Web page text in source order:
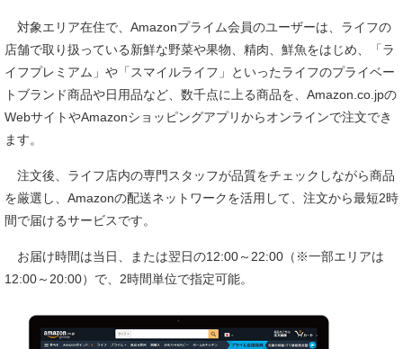
対象エリア在住で、Amazonプライム会員のユーザーは、ライフの
店舗で取り扱っている新鮮な野菜や果物、精肉、鮮魚をはじめ、「ラ
イフプレミアム」や「スマイルライフ」といったライフのプライベー
トブランド商品や日用品など、数千点に上る商品を、Amazon.co.jpの
WebサイトやAmazonショッピングアプリからオンラインで注文でき
ます。
注文後、ライフ店内の専門スタッフが品質をチェックしながら商品
を厳選し、Amazonの配送ネットワークを活用して、注文から最短2時
間で届けるサービスです。
お届け時間は当日、または翌日の12:00～22:00（※一部エリアは
12:00～20:00）で、2時間単位で指定可能。